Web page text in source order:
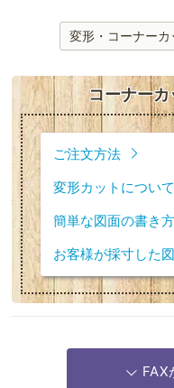
変形・コーナー
コーナー
ご注文方法
変形カットについて
簡単な図面の書き方
お客様が採寸した
FAX